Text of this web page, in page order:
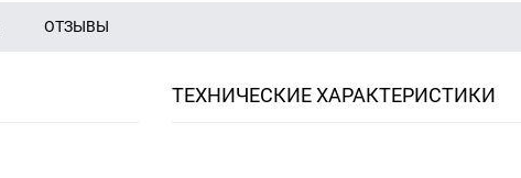
ОТЗЫВЫ
ТЕХНИЧЕСКИЕ ХАРАКТЕРИСТИКИ